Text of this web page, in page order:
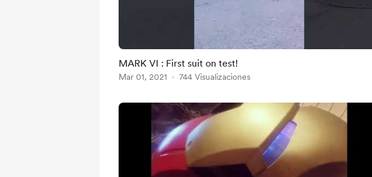
MARK VI : First suit on test!
Mar 01, 2021 744 Visualizaciones